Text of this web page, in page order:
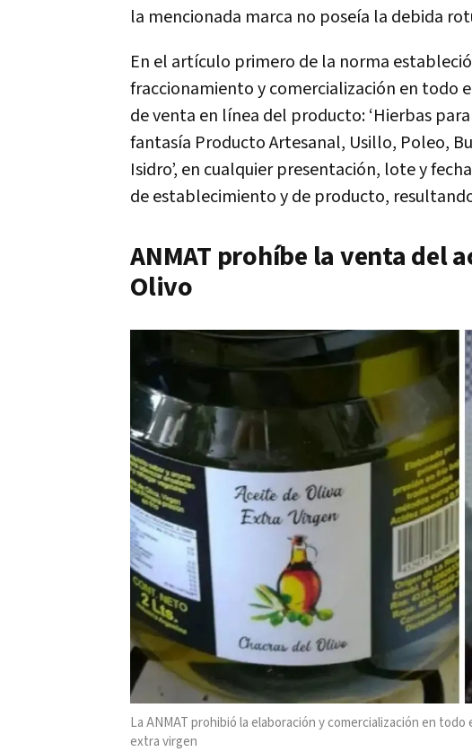
la mencionada marca no poseía la debida
En el artículo primero de la norma
fraccionamiento y comercialización en todo
de venta en línea del producto: ‘Hierbas
fantasía Producto Artesanal, Usillo, Poleo,
Isidro’, en cualquier presentación, lote y
de establecimiento y de producto,
ANMAT prohíbe la venta del
Olivo
La ANMAT prohibió la elaboración y comercialización en
extra virgen